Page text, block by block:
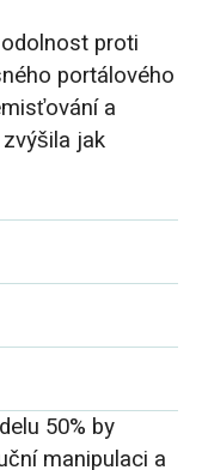
proti
portálového
a
jak
50% by
manipulaci a